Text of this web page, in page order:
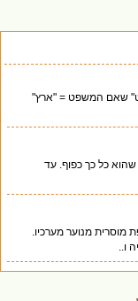
שאם המשפט = "ארץ"
כל כך כפוף. עד
מנוער מערכיו.